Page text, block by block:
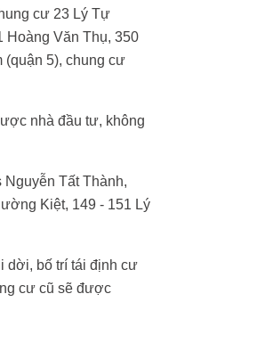
cư 23 Lý Tự
Hoàng Văn Thụ, 350
(quận 5), chung cư
nhà đầu tư, không
Tất Thành,
Kiệt, 149 - 151 Lý
dời, bố trí tái định cư
cư cũ sẽ được